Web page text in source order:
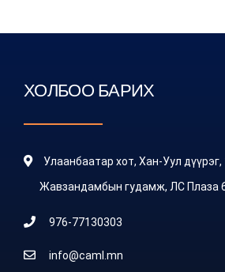
ХОЛБОО БАРИХ
Улаанбаатар хот, Хан-Уул дүүрэг,
Жавзандамбын гудамж, ЛС Плаза
976-77130303
info@caml.mn